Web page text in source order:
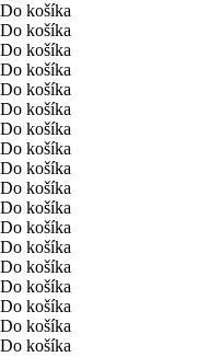
Do košíka
Do košíka
Do košíka
Do košíka
Do košíka
Do košíka
Do košíka
Do košíka
Do košíka
Do košíka
Do košíka
Do košíka
Do košíka
Do košíka
Do košíka
Do košíka
Do košíka
Do košíka